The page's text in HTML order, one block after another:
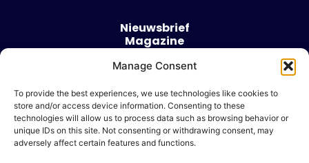
Manage Consent
To provide the best experiences, we use technologies like cookies to
store and/or access device information. Consenting to these
technologies will allow us to process data such as browsing behavior or
unique IDs on this site. Not consenting or withdrawing consent, may
adversely affect certain features and functions.
Nieuwsbrief
Magazine
Over
Algemene voorwaarden
Cookie beleid